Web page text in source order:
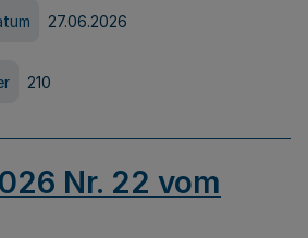
27.06.2026
210
Nr. 22 vom